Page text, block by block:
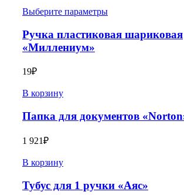
Выберите параметры
Ручка пластиковая шариковая
«Миллениум»
19₽
В корзину
Папка для документов
1 921₽
В корзину
Тубус для 1 ручки «Аяс»